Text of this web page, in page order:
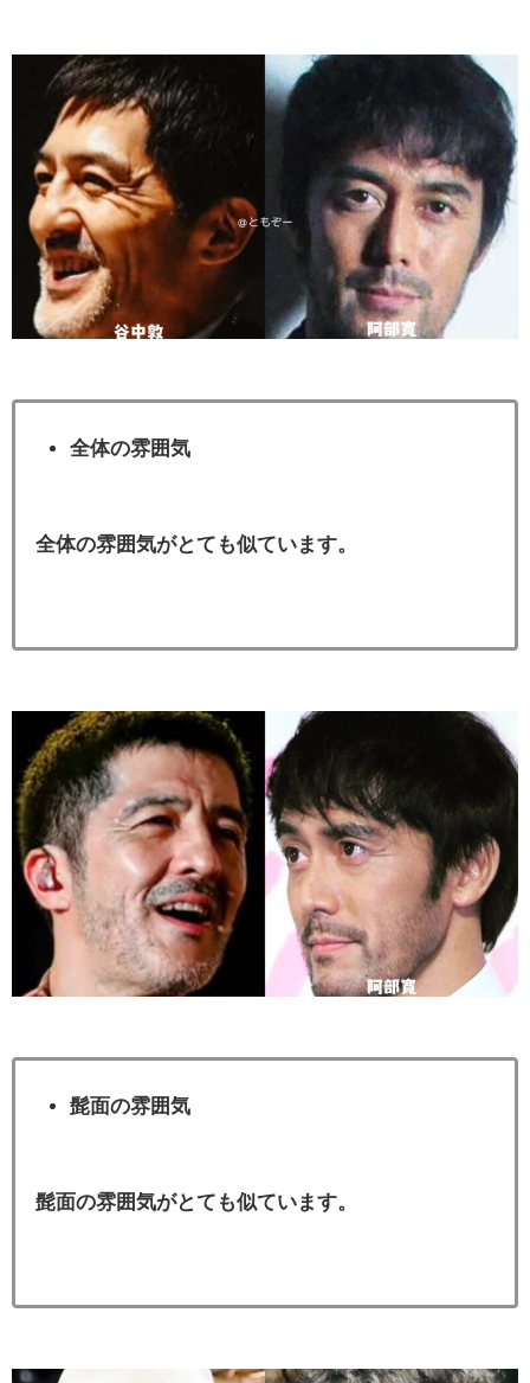
全体の雰囲気
全体の雰囲気がとても似ています。
髭面の雰囲気
髭面の雰囲気がとても似ています。